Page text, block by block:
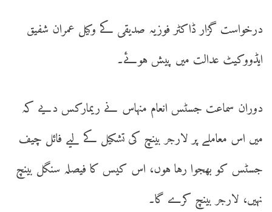
درخواست گزار ڈاکٹر فوزیہ صدیقی کے وکیل عمران شفیق
ایڈووکیٹ عدالت میں پیش ہوئے۔
دوران سماعت جسٹس انعام منہاس نے ریمارکس دیے کہ
میں اس معاملے پر لارجر بینچ کی تشکیل کے لیے فائل چیف
جسٹس کو بھجوا رہا ہوں، اس کیس کا فیصلہ سنگل بینچ
نہیں، لارجر بینچ کرے گا۔